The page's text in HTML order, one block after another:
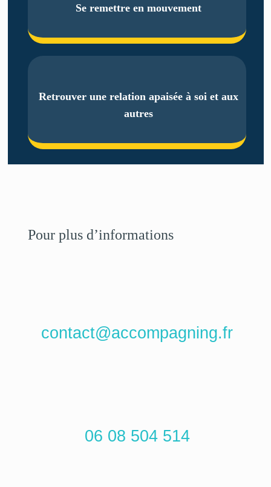
Se remettre en mouvement
Retrouver une relation apaisée à soi et aux
autres
Pour plus d’informations
contact@accompagning.fr
06 08 504 514